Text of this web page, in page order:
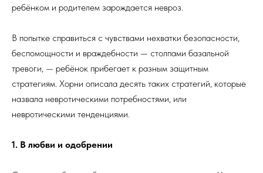
ребёнком и родителем зарождается невроз.
В попытке справиться с чувствами нехватки безопасности,
беспомощности и враждебности — столпами базальной
тревоги, — ребёнок прибегает к разным защитным
стратегиям. Хорни описала десять таких стратегий, которые
назвала невротическими потребностями, или
невротическими тенденциями.
1. В любви и одобрении